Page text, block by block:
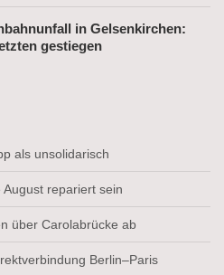
in Gelsenkirchen:
gestiegen
als unsolidarisch
repariert sein
über Carolabrücke ab
Berlin–Paris